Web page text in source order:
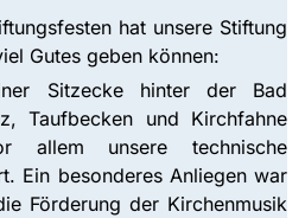
hat unsere Stiftung
Gutes geben können:
Sitzecke hinter der Bad
Taufbecken und Kirchfahne
allem unsere technische
Ein besonderes Anliegen war
Förderung der Kirchenmusik